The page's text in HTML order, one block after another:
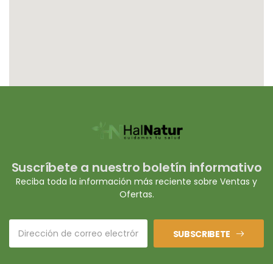
Suscríbete a nuestro boletín informativo
Reciba toda la información más reciente sobre Ventas y
Ofertas.
SUBSCRIBETE